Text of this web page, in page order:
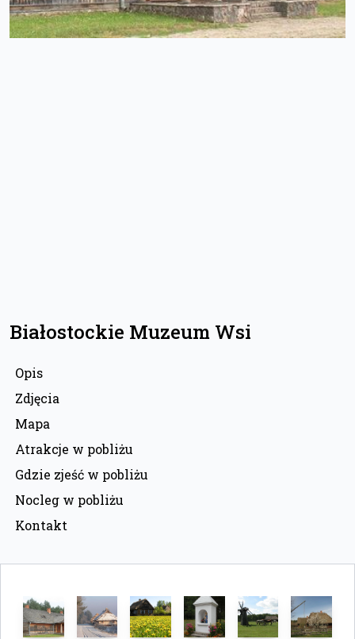
Białostockie Muzeum Wsi
Opis
Zdjęcia
Mapa
Atrakcje w pobliżu
Gdzie zjeść w pobliżu
Nocleg w pobliżu
Kontakt